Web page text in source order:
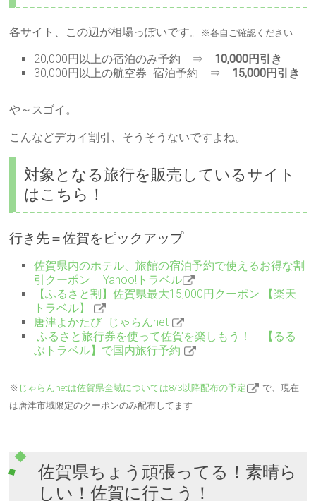
各サイト、この辺が相場っぽいです。 ※各自ご確認ください
20,000円以上の宿泊のみ予約 ⇒ 10,000円引き
30,000円以上の航空券+宿泊予約 ⇒ 15,000円引き
や～スゴイ。
こんなどデカイ割引、そうそうないですよね。
対象となる旅行を販売しているサイト
はこちら！
行き先＝佐賀をピックアップ
佐賀県内のホテル、旅館の宿泊予約で使えるお得な割
引クーポン – Yahoo!トラベル
【ふるさと割】佐賀県最大15,000円クーポン 【楽天
トラベル】
唐津よかたび -じゃらんnet
ふるさと旅行券を使って佐賀を楽しもう！ 【るる
ぶトラベル】で国内旅行予約
※ じゃらんnetは佐賀県全域については8/3以降配布の予定
で、現在
は唐津市域限定のクーポンのみ配布してます
佐賀県ちょう頑張ってる！素晴ら
しい！佐賀に行こう！